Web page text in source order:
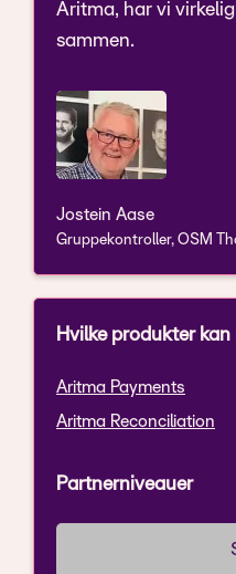
Aritma, har vi
sammen.
Jostein Aase
Gruppekontroller, OSM
Hvilke produkter kan
Aritma Payments
Aritma Reconciliation
Partnerniveauer